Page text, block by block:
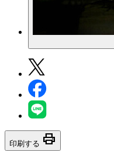
印刷する print